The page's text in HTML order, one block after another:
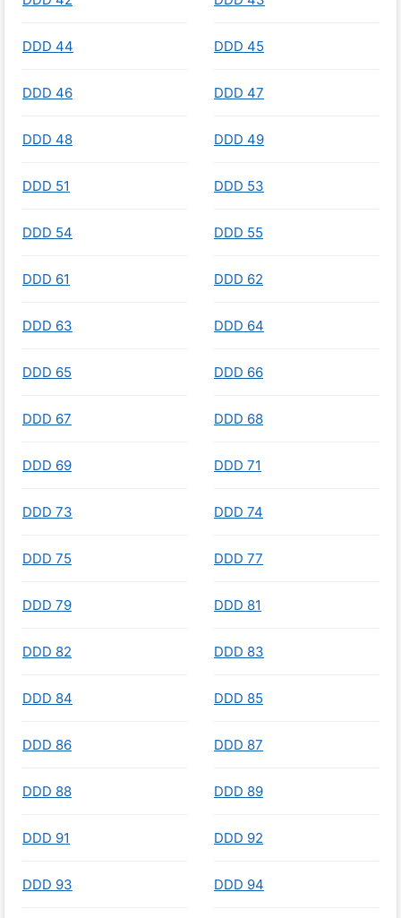
DDD 44 DDD 45
DDD 46 DDD 47
DDD 48 DDD 49
DDD 51 DDD 53
DDD 54 DDD 55
DDD 61 DDD 62
DDD 63 DDD 64
DDD 65 DDD 66
DDD 67 DDD 68
DDD 69 DDD 71
DDD 73 DDD 74
DDD 75 DDD 77
DDD 79 DDD 81
DDD 82 DDD 83
DDD 84 DDD 85
DDD 86 DDD 87
DDD 88 DDD 89
DDD 91 DDD 92
DDD 93 DDD 94